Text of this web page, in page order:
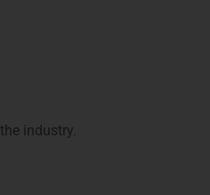
industry.